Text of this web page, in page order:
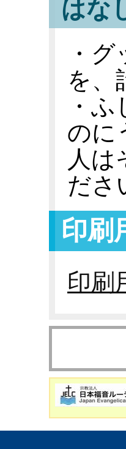
はな
・
を、
・
のに
人は
ださ
印刷
印刷